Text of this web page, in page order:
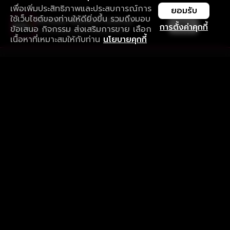
เพื่อเพิ่มประสิทธิภาพและประสบการณ์การ
ใช้เว็บไซต์ของท่านให้ดียิ่งขึ้น รวมถึงมอบ
ข้อเสนอ กิจกรรม ส่งเสริมการขาย เลือก
เนื้อหาที่เหมาะสมให้กับท่าน นโยบายคุกกี้
การตั้งค่าคุกกี้
ยอมรับ
ใช้งานแอป ลื่นไหลกว่า ไม่มีสะดุด
ดาวน์โหลดแอปเพื่อการรับชมที่ดีกว่า เปิด